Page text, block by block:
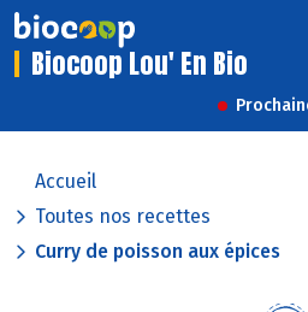
Biocoop Lou' En Bio
Accueil
Toutes nos recettes
Curry de poisson aux épices